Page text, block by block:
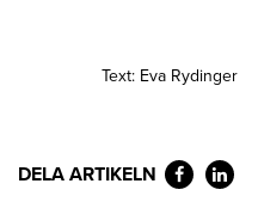
Text: Eva Rydinger
DELA ARTIKELN